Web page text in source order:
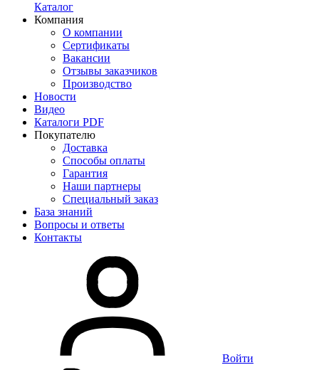
Каталог
Компания
О компании
Сертификаты
Вакансии
Отзывы заказчиков
Производство
Новости
Видео
Каталоги PDF
Покупателю
Доставка
Способы оплаты
Гарантия
Наши партнеры
Специальный заказ
База знаний
Вопросы и ответы
Контакты
Войти